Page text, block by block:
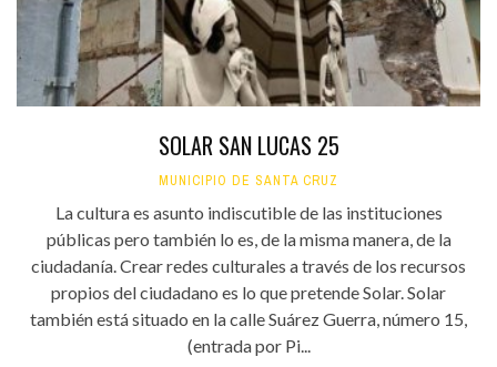
SOLAR SAN LUCAS 25
MUNICIPIO DE SANTA CRUZ
La cultura es asunto indiscutible de las instituciones
públicas pero también lo es, de la misma manera, de la
ciudadanía. Crear redes culturales a través de los recursos
propios del ciudadano es lo que pretende Solar. Solar
también está situado en la calle Suárez Guerra, número 15,
(entrada por Pi...